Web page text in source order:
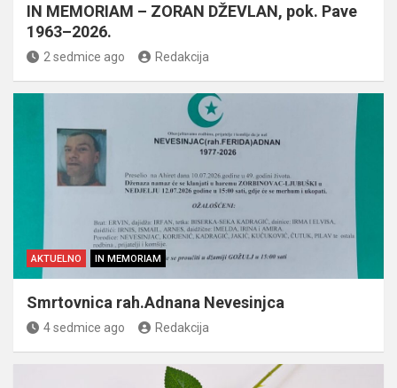
IN MEMORIAM – ZORAN DŽEVLAN, pok. Pave
1963–2026.
2 sedmice ago Redakcija
AKTUELNO IN MEMORIAM
Smrtovnica rah.Adnana Nevesinjca
4 sedmice ago Redakcija